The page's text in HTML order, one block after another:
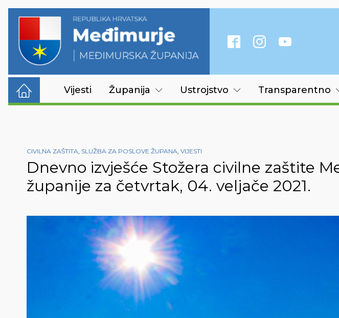
Vijesti Županija Ustrojstvo Transparentno
CIVILNA ZAŠTITA, SLUŽBA ZA POSLOVE ŽUPANA, VIJESTI
Dnevno izvješće Stožera civilne zaštite
županije za četvrtak, 04. veljače 2021.